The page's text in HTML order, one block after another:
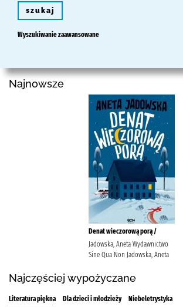
szukaj
Wyszukiwanie zaawansowane
Najnowsze
Denat wieczorową porą /
Jadowska, Aneta Wydawnictwo
Sine Qua Non Jadowska, Aneta
Najczęściej wypożyczane
Literatura piękna Dla dzieci i młodzieży Niebeletrystyka